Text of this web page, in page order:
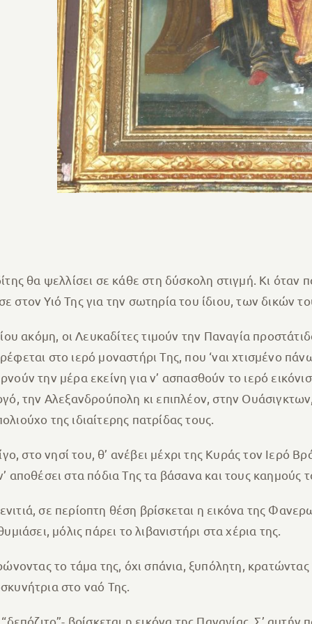
θα ψελλίσει σε κάθε στη δύσκολη στιγμή. Κι όταν
στον Υιό Της για την σωτηρία του ίδιου, των δικών
ακόμη, οι Λευκαδίτες τιμούν την Παναγία
στο ιερό μοναστήρι Της, που ‘ναι χτισμένο
την μέρα εκείνη για ν’ ασπασθούν το ιερό
την Αλεξανδρούπολη κι επιπλέον, στην
της ιδιαίτερης πατρίδας τους.
στο νησί του, θ’ ανέβει μέχρι της Κυράς τον Ιερό
αποθέσει στα πόδια Της τα βάσανα και τους καημούς
σε περίοπτη θέση βρίσκεται η εικόνα της
μόλις πάρει το λιβανιστήρι στα χέρια της.
το τάμα της, όχι σπάνια, ξυπόλητη,
στο ναό Της.
βρίσκεται η εικόνα της Παναγίας. Σ’ αυτήν